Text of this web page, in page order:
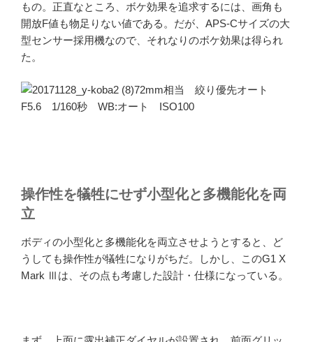
もの。正直なところ、ボケ効果を追求するには、画角も
開放F値も物足りない値である。だが、APS-Cサイズの大
型センサー採用機なので、それなりのボケ効果は得られ
た。
72mm相当 絞り優先オート
F5.6 1/160秒 WB:オート ISO100
操作性を犠牲にせず小型化と多機能化を両
立
ボディの小型化と多機能化を両立させようとすると、ど
うしても操作性が犠牲になりがちだ。しかし、このG1 X
Mark Ⅲは、その点も考慮した設計・仕様になっている。